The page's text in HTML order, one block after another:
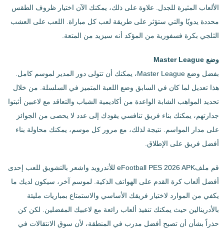
الألعاب المثيرة للجدل. علاوة على ذلك، يمكنك الآن اختيار ظروف الطقس
محددة يدويًا والتي ستؤثر على طريقة لعب كل مباراة. اللعب على العشب
الثلجي بكرة فسفورية من المؤكد أنه سيزيد من المتعة.
وضع Master League
بفضل وضع Master League، يمكنك أن تتولى دور المدير لموسم كامل.
هذا تعديل لما كان في السابق وضع اللعبة المتميز في السلسلة. من خلال
تحديد المواهب الشابة الواعدة من أكاديمية الشباب والتعاقد مع لاعبين أثبتوا
جدارتهم، يمكنك بناء فريق تنافسي يقودك إلى عدد لا يحصى من الجوائز
على مدار المواسم. نتيجة لذلك، مع مرور كل موسم، يمكنك محاولة بناء
أفضل فريق على الإطلاق.
قم ملفeFootball PES 2026 APK للأندرويد واشعر بالتشويق للعب إحدى
أفضل ألعاب كرة القدم على الهواتف الذكية. لموسم آخر، سيكون لديك ما
يكفي من الموارد لاختيار فريقك الأساسي والاستمتاع بمباريات مليئة
بالأدرينالين حيث يمكنك تنفيذ ألعاب رائعة مع لاعبيك المفضلين. لكن كن
حذراً بشأن أن تصبح أفضل مدرب في المنطقة، لأن سوق الانتقالات في